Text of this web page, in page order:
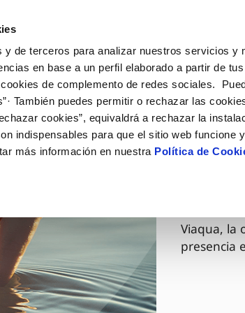
y de terceros para analizar nuestros servicios y
en base a un perfil elaborado a partir de
de complemento de redes sociales.
También puedes permitir o rechazar las
cookies”, equivaldrá a rechazar la
indispensables para que el sitio web funcione
más información en nuestra Política de
de titular
de suministro
Actualizar
Actualizar
VER TODAS LAS GESTIONES
Tu Servicio
AL CLIENTE
de contacto
de fuga interior
COMPROMISO
Carta de
Customer
Programa
Tu Agua
calidad del agua
CUIDADOS
Consejos de
Cuidados de los
Conócenos
COMPROMISOS
ambiente
03 DIC 2025
Viaqua, la
presencia